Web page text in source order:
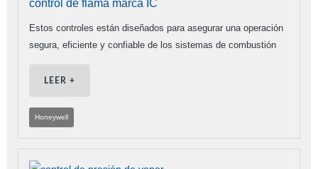
control de flama marca IC
Estos controles están diseñados para asegurar una operación
segura, eficiente y confiable de los sistemas de combustión
LEER +
Honeywell